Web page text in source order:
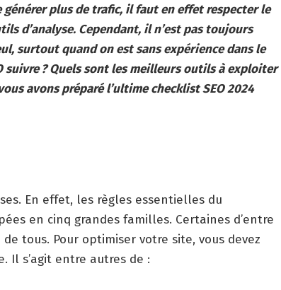
plus de trafic, il faut en effet respecter le
d’analyse. Cependant, il n’est pas toujours
surtout quand on est sans expérience dans le
suivre ? Quels sont les meilleurs outils à exploiter
avons préparé l’ultime checklist SEO 2024
En effet, les règles essentielles du
en cinq grandes familles. Certaines d’entre
tous. Pour optimiser votre site, vous devez
Il s’agit entre autres de :